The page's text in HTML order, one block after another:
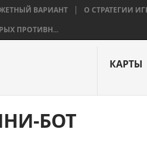
ВАРИАНТ
О СТРАТЕГИИ
ПРОТИВН...
КАРТЫ
БОТ